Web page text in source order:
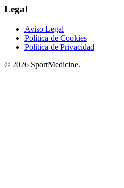
Legal
Aviso Legal
Política de Cookies
Política de Privacidad
© 2026 SportMedicine.